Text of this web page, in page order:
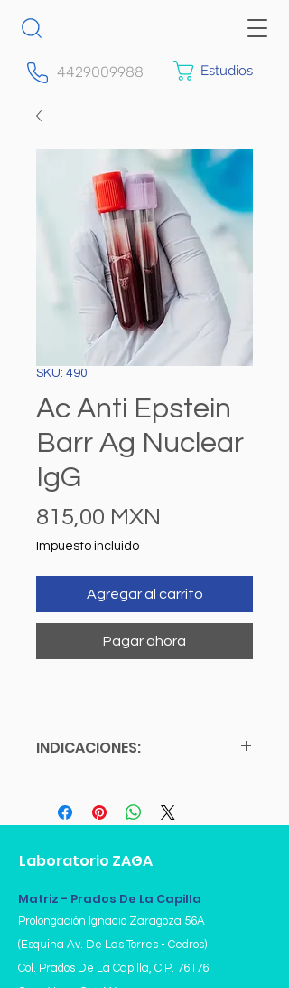
4429009988 Estudios
SKU: 490
Ac Anti Epstein
Barr Ag Nuclear
IgG
815,00 MXN
Impuesto incluido
Agregar al carrito
Pagar ahora
INDICACIONES:
muestra.
Estudio en Sangre.
médica en caso de contar con
ella (Física o Digital).
Laboratorio ZAGA
Matriz - Prados De La Capilla
Prolongación Ignacio Zaragoza 56A
(Esquina Av. De Las Torres - Cedros)
Col. Prados De La Capilla, C.P. 76176